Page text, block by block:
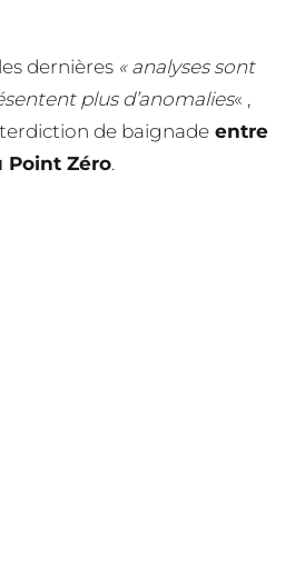
dernières « analyses sont
plus d’anomalies« ,
de baignade entre
Point Zéro.